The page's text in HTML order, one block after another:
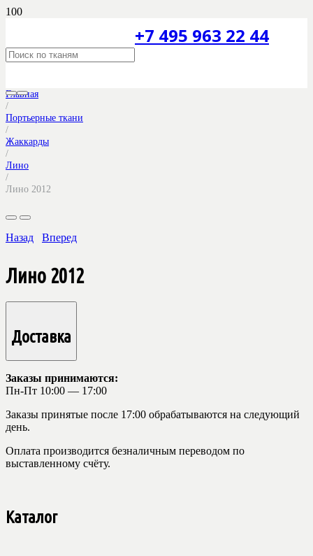
+7 495 963 22 44
Главная
/
Портьерные ткани
/
Жаккарды
/
Лино
/
Лино 2012
Назад Вперед
Лино 2012
Доставка
Заказы принимаются:
Пн-Пт 10:00 — 17:00
Заказы принятые после 17:00 обрабатываются на следующий
день.
Оплата производится безналичным переводом по
выставленному счёту.
Каталог